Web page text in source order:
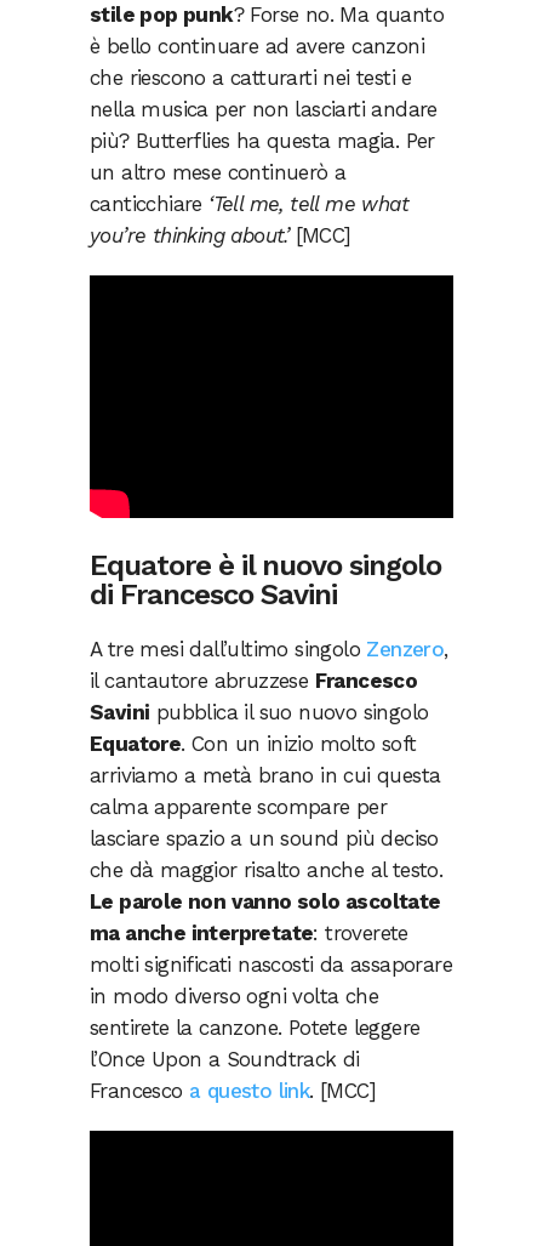
stile pop punk? Forse no. Ma quanto
è bello continuare ad avere canzoni
che riescono a catturarti nei testi e
nella musica per non lasciarti andare
più? Butterflies ha questa magia. Per
un altro mese continuerò a
canticchiare ‘Tell me, tell me what
you’re thinking about.’[MCC]
Equatore è il nuovo singolo
di Francesco Savini
A tre mesi dall’ultimo singolo Zenzero,
il cantautore abruzzese Francesco
Savini pubblica il suo nuovo singolo
Equatore. Con un inizio molto soft
arriviamo a metà brano in cui questa
calma apparente scompare per
lasciare spazio a un sound più deciso
che dà maggior risalto anche al testo.
Le parole non vanno solo ascoltate
ma anche interpretate: troverete
molti significati nascosti da assaporare
in modo diverso ogni volta che
sentirete la canzone. Potete leggere
l’Once Upon a Soundtrack di
Francesco a questo link. [MCC]